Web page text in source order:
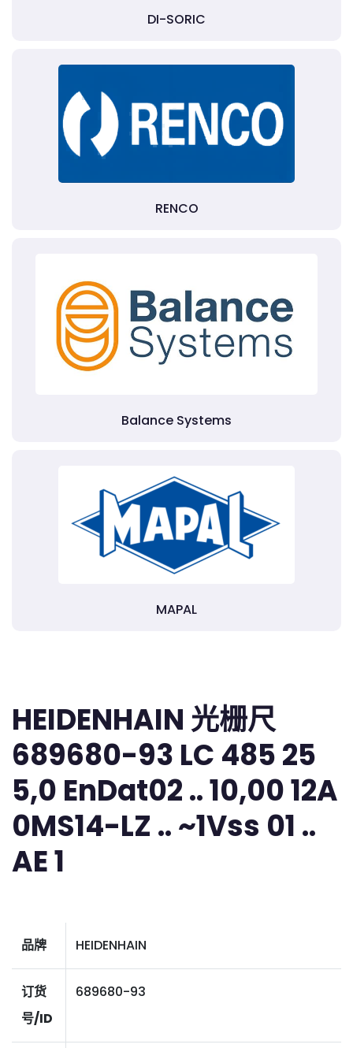
DI-SORIC
RENCO
Balance Systems
MAPAL
HEIDENHAIN 光栅尺
689680-93 LC 485 25
5,0 EnDat02 .. 10,00 12A
0MS14-LZ .. ~1Vss 01 ..
AE 1
品牌 HEIDENHAIN
订货
号/ID
689680-93